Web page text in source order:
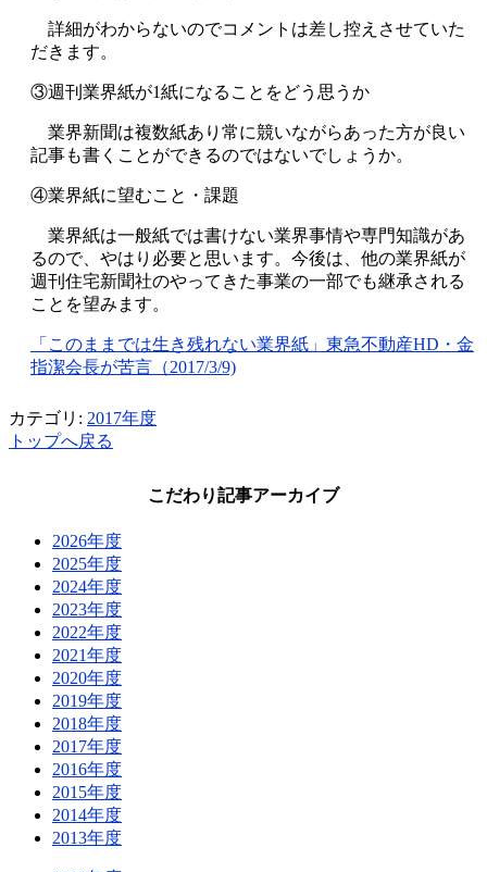
詳細がわからないのでコメントは差し控えさせていた
だきます。
③週刊業界紙が1紙になることをどう思うか
業界新聞は複数紙あり常に競いながらあった方が良い
記事も書くことができるのではないでしょうか。
④業界紙に望むこと・課題
業界紙は一般紙では書けない業界事情や専門知識があ
るので、やはり必要と思います。今後は、他の業界紙が
週刊住宅新聞社のやってきた事業の一部でも継承される
ことを望みます。
「このままでは生き残れない業界紙」東急不動産HD・金
指潔会長が苦言（2017/3/9)
カテゴリ: 2017年度
トップへ戻る
こだわり記事アーカイブ
2026年度
2025年度
2024年度
2023年度
2022年度
2021年度
2020年度
2019年度
2018年度
2017年度
2016年度
2015年度
2014年度
2013年度